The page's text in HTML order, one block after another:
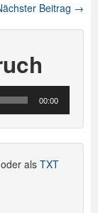
Beitrag →
00:00
als TXT